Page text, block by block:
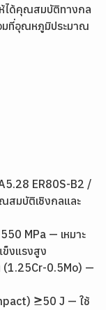
ห้ได้คุณสมบัติทางกล
มที่อุณหภูมิประมาณ
ER80S-B2 /
สมบัติเชิงกลและ
MPa — เหมาะ
ข็งแรงสูง
(1.25Cr-0.5Mo) —
≥50 J — ใช้